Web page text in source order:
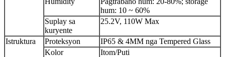
hum: 10 ~ 60%
Suplay sa
kuryente
25.2V, 110W Max
Istruktura Proteksyon
IP65 & 4MM nga Tempered Glass
Kolor
Itom/Puti